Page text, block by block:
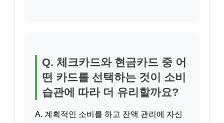
Q. 체크카드와 현금카드 중 어
떤 카드를 선택하는 것이 소비
습관에 따라 더 유리할까요?
A. 계획적인 소비를 하고 잔액 관리에 자신